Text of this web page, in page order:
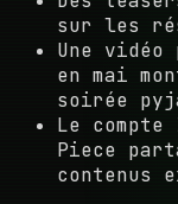
sur les
Une
en mai
soirée
Le
Piece
contenus